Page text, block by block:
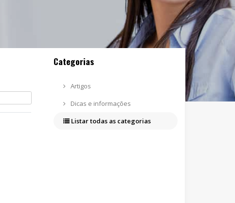
Categorias
Artigos
Dicas e informações
Listar todas as categorias